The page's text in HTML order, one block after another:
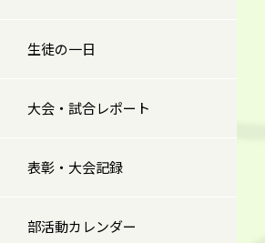
生徒の一日
大会・試合レポート
表彰・大会記録
部活動カレンダー